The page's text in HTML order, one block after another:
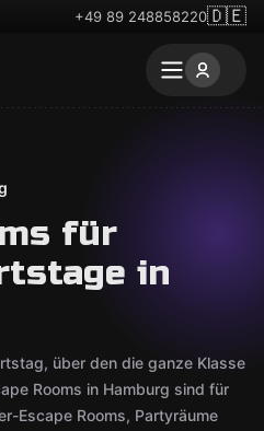
+49 89 248858220🇩🇪
für
in
über den die ganze Klasse
Rooms in Hamburg sind für
Escape Rooms, Partyräume